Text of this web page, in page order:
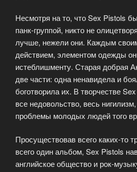
Несмотря на то, что Sex Pistols
панк-группой, никто не
лучше, нежели они. Каждым
действием, элементом одежды
истеблишменту. Старая добрая
две части: одна ненавидела и
боготворила их. В творчестве
все недовольство, весь
проблемы молодых людей того
Просуществовав всего каких-то
всего один альбом, Sex Pistols
английское общество и рок-